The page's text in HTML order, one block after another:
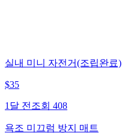
실내 미니 자전거(조립완료)
$35
1달 전 조회 408
욕조 미끄럼 방지 매트